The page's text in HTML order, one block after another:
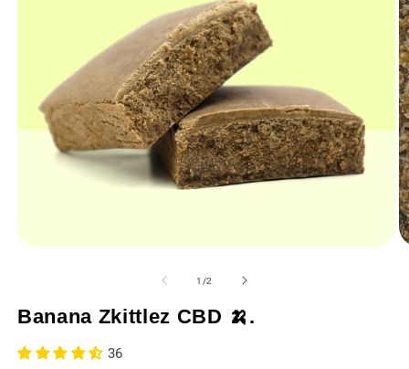
modalen
Fenster
1 /von
2
Banana Zkittlez CBD 🍌.
36